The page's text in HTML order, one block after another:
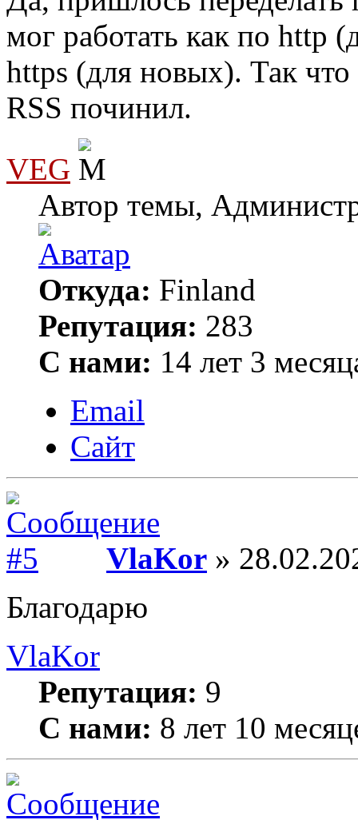
мог работать как по http
https (для новых). Так что
RSS починил.
VEG
Автор темы,
Откуда: Finland
Репутация: 283
С нами: 14 лет 3
Email
Сайт
VlaKor »
Благодарю
VlaKor
Репутация: 9
С нами: 8 лет 10